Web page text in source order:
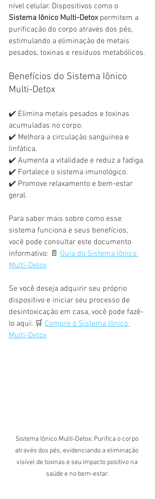
nível celular. Dispositivos como o
Sistema Iônico Multi-Detox permitem a
purificação do corpo através dos pés,
estimulando a eliminação de metais
pesados, toxinas e resíduos metabólicos.
Benefícios do Sistema Iônico
Multi-Detox
✔️ Elimina metais pesados e toxinas
acumuladas no corpo.
✔️ Melhora a circulação sanguínea e
linfática.
✔️ Aumenta a vitalidade e reduz a fadiga.
✔️ Fortalece o sistema imunológico.
✔️ Promove relaxamento e bem-estar
geral.
Para saber mais sobre como esse
sistema funciona e seus benefícios,
você pode consultar este documento
informativo: 📄 Guia do Sistema Iônico
Multi-Detox
Se você deseja adquirir seu próprio
dispositivo e iniciar seu processo de
desintoxicação em casa, você pode fazê-
lo aqui: 🛒 Compre o Sistema Iônico
Multi-Detox
Sistema Iônico Multi-Detox: Purifica o corpo
através dos pés, evidenciando a eliminação
visível de toxinas e seu impacto positivo na
saúde e no bem-estar.